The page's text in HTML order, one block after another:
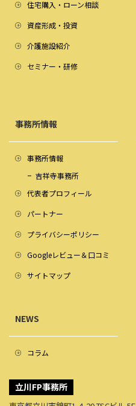
住宅購入・ローン相談
資産形成・投資
介護施設紹介
セミナー・研修
事務所情報
事務所情報
吉祥寺事務所
代表者プロフィール
パートナー
プライバシーポリシー
Googleレビュー＆口コミ
サイトマップ
NEWS
コラム
立川FP事務所